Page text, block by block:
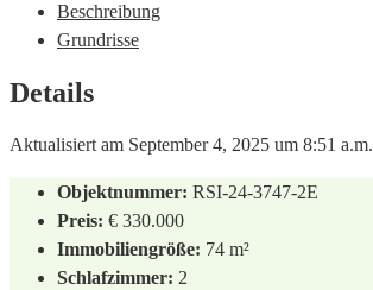
Beschreibung
Grundrisse
Details
Aktualisiert am September 4, 2025 um 8:51 a.m.
Objektnummer: RSI-24-3747-2E
Preis: € 330.000
Immobiliengröße: 74 m²
Schlafzimmer: 2